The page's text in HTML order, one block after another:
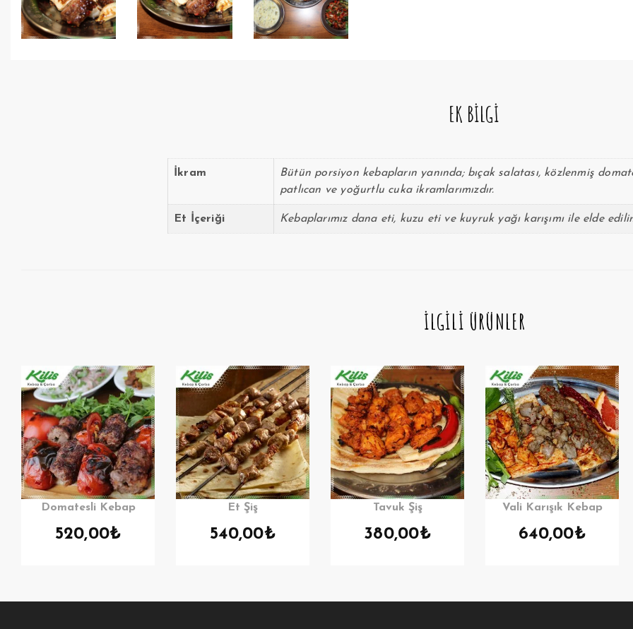
EK BILGI
İkram
Bütün porsiyon kebapların yanında; bıçak salatası, közlenmiş
patlıcan ve yoğurtlu cuka ikramlarımızdır.
Et İçeriği Kebaplarımız dana eti, kuzu eti ve kuyruk yağı karışımı ile elde
İLGILI ÜRÜNLER
Domatesli Kebap
520,00₺
Et Şiş
540,00₺
Tavuk Şiş
380,00₺
Vali Karışık Kebap
640,00₺